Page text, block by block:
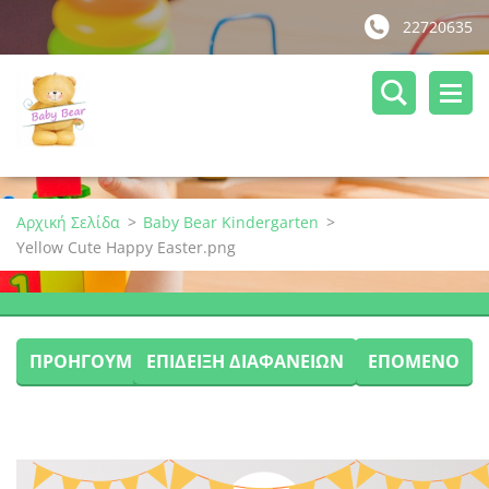
22720635
Αρχική Σελίδα > Baby Bear Kindergarten >
Yellow Cute Happy Easter.png
ΠΡΟΗΓΟΎΜΕΝΟΕΠΊΔΕΙΞΗ ΔΙΑΦΑΝΕΙΏΝ ΕΠΌΜΕΝΟ